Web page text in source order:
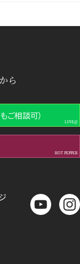
ら
ご相談可）